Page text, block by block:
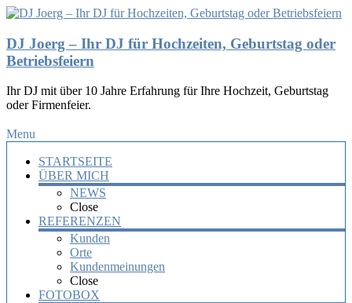
DJ Joerg – Ihr DJ für Hochzeiten, Geburtstag oder
Betriebsfeiern
Ihr DJ mit über 10 Jahre Erfahrung für Ihre Hochzeit, Geburtstag
oder Firmenfeier.
Menu
STARTSEITE
ÜBER MICH
NEWS
Close
REFERENZEN
Kunden
Orte
Kundenmeinungen
Close
FOTOBOX